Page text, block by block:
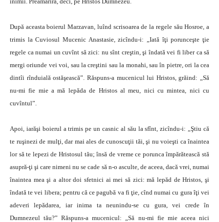
După aceasta boierul Marzavan, luînd scrisoarea de la regele său Hosroe, a
trimis la Cuviosul Mucenic Anastasie, zicîndu-i: „Iată îţi porunceşte ţie
regele ca numai un cuvînt să zici: nu sînt creştin, şi îndată vei fi liber ca să
mergi oriunde vei voi, sau la creştini sau la monahi, sau în pietre, ori la cea
dintîi rînduială ostăşească”. Răspuns-a mucenicul lui Hristos, grăind: „Să
nu-mi fie mie a mă lepăda de Hristos al meu, nici cu mintea, nici cu
cuvîntul”.
Apoi, iarăşi boierul a trimis pe un casnic al său la sfînt, zicîndu-i: „Ştiu că
te ruşinezi de mulţi, dar mai ales de cunoscuţii tăi, şi nu voieşti ca înaintea
lor să te lepezi de Hristosul tău; însă de vreme ce porunca împărătească stă
asupră-ţi şi care nimeni nu se cade să n-o asculte, de aceea, dacă vrei, numai
înaintea mea şi a altor doi sfetnici ai mei să zici: mă lepăd de Hristos, şi
îndată te vei libera; pentru că ce pagubă va fi ţie, cînd numai cu gura îţi vei
adeveri lepădarea, iar inima ta neunindu-se cu gura, vei crede în
Dumnezeul tău?” Răspuns-a mucenicul: „Să nu-mi fie mie aceea nici